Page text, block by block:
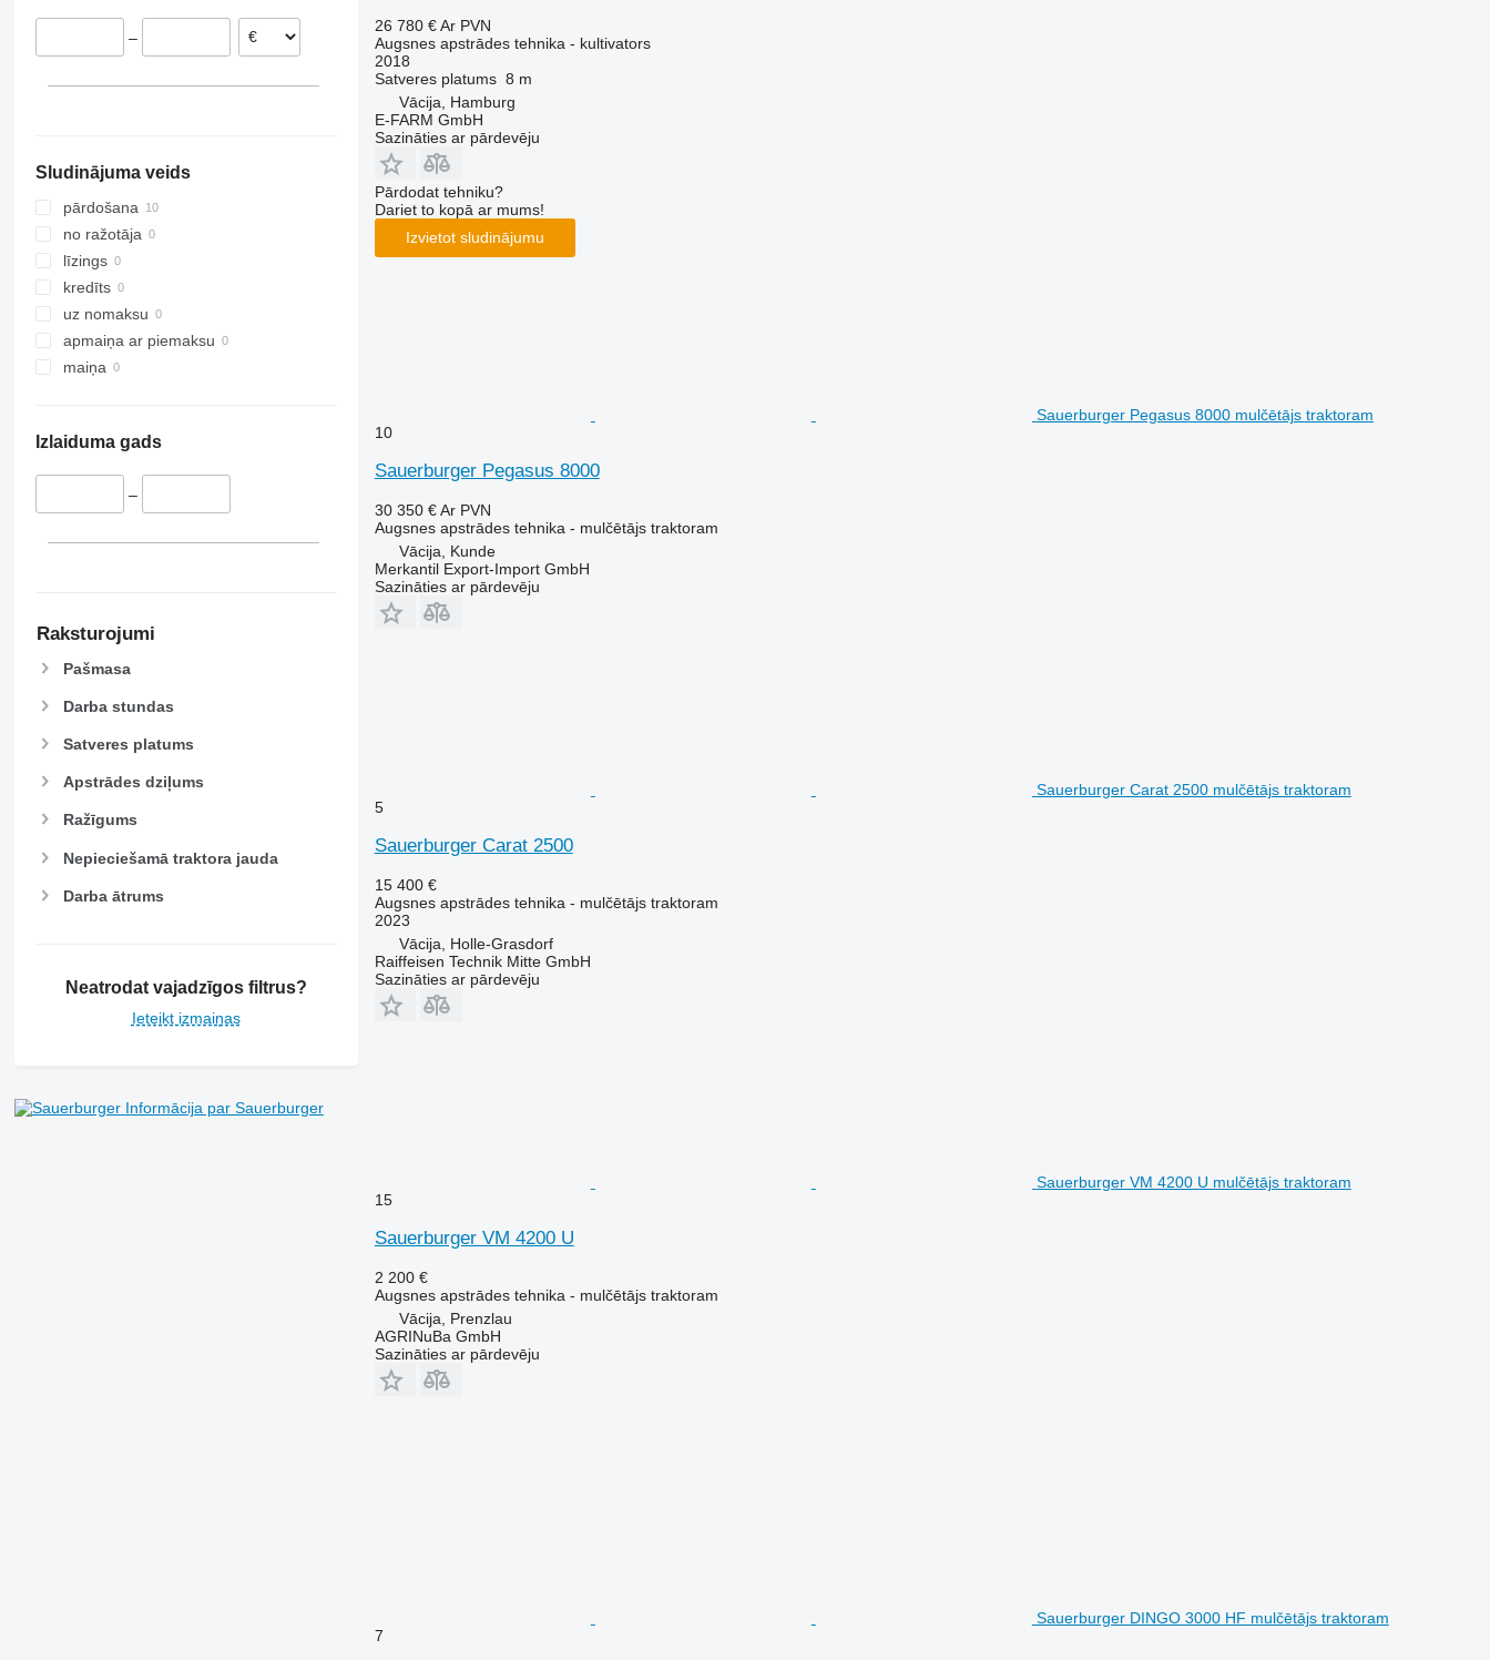
VariDiamant
VariOpal
–
Sludinājuma veids
pārdošana
no ražotāja
līzings
kredīts
uz nomaksu
apmaiņa ar piemaksu
maiņa
Izlaiduma gads
–
Raksturojumi
Pašmasa
Darba stundas
Satveres platums
Apstrādes dziļums
Ražīgums
Nepieciešamā traktora jauda
Darba ātrums
Neatrodat vajadzīgos filtrus?
Ieteikt izmaiņas
Informācija par Sauerburger
26 780 € Ar PVN
Augsnes apstrādes tehnika - kultivators
2018
Satveres platums 8 m
Vācija, Hamburg
E-FARM GmbH
Sazināties ar pārdevēju
Pārdodat tehniku?
Dariet to kopā ar mums!
Izvietot sludinājumu
Sauerburger Pegasus 8000 mulčētājs traktoram
10
Sauerburger Pegasus 8000
30 350 € Ar PVN
Augsnes apstrādes tehnika - mulčētājs traktoram
Vācija, Kunde
Merkantil Export-Import GmbH
Sazināties ar pārdevēju
Sauerburger Carat 2500 mulčētājs traktoram
5
Sauerburger Carat 2500
15 400 €
Augsnes apstrādes tehnika - mulčētājs traktoram
2023
Vācija, Holle-Grasdorf
Raiffeisen Technik Mitte GmbH
Sazināties ar pārdevēju
Sauerburger VM 4200 U mulčētājs traktoram
15
Sauerburger VM 4200 U
2 200 €
Augsnes apstrādes tehnika - mulčētājs traktoram
Vācija, Prenzlau
AGRINuBa GmbH
Sazināties ar pārdevēju
Sauerburger DINGO 3000 HF mulčētājs traktoram
7